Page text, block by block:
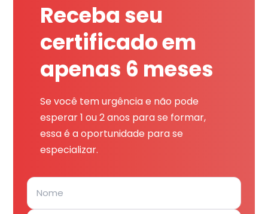
Receba seu
certificado em
apenas 6 meses
Se você tem urgência e não pode
esperar 1 ou 2 anos para se formar,
essa é a oportunidade para se
especializar.